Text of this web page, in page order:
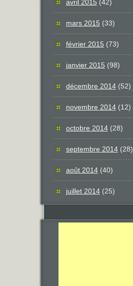
avril 2015(42)
mars 2015(33)
février 2015(73)
janvier 2015(98)
décembre 2014(52)
novembre 2014(12)
octobre 2014(28)
septembre 2014(28)
août 2014(40)
juillet 2014(25)